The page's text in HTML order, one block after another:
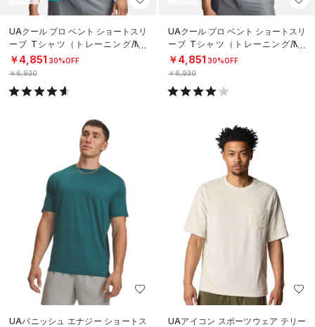
UAクール プロ ベント ショートスリ
ーブ Tシャツ（トレーニング/ME
N）
￥4,851 30%OFF
￥6,930
UAクール プロ ベント ショートスリ
ーブ Tシャツ（トレーニング/ME
N）
￥4,851 30%OFF
￥6,930
UAバニッシュ エナジー ショートス
UAアイコン スポーツウェア テリー